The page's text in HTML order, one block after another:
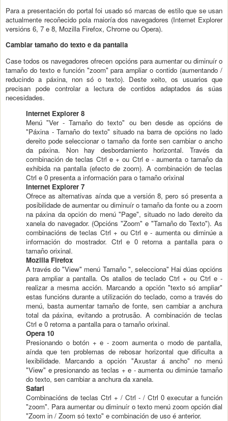
Para a presentación do portal foi usado só marcas de estilo que se usan
actualmente recoñecido pola maioría dos navegadores (Internet Explorer
versións 6, 7 e 8, Mozilla Firefox, Chrome ou Opera).
Cambiar tamaño do texto e da pantalla
Case todos os navegadores ofrecen opcións para aumentar ou diminuír o
tamaño do texto e función "zoom" para ampliar o contido (aumentando /
reducindo a páxina, non só o texto). Deste xeito, os usuarios que
precisan pode controlar a lectura de contidos adaptados ás súas
necesidades.
Internet Explorer 8
Menú "Ver - Tamaño do texto" ou ben desde as opcións de
"Páxina - Tamaño do texto" situado na barra de opcións no lado
dereito pode seleccionar o tamaño da fonte sen cambiar o ancho
da páxina. Non hay desbordamiento horizontal. Través da
combinación de teclas Ctrl e + ou Ctrl e - aumenta o tamaño da
exhibida na pantalla (efecto de zoom). A combinación de teclas
Ctrl e 0 presenta a información para o tamaño orixinal
Internet Explorer 7
Ofrece as alternativas aínda que a versión 8, pero só presenta a
posibilidade de aumentar ou diminuír o tamaño da fonte ou a zoom
na páxina da opción do menú "Page", situado no lado dereito da
xanela do navegador. (Opcións "Zoom" e "Tamaño do Texto"). As
combinacións de teclas Ctrl + ou Ctrl e - aumenta ou diminúe a
información do mostrador. Ctrl e 0 retorna a pantalla para o
tamaño orixinal.
Mozilla Firefox
A través do "View" menú Tamaño ", selecciona" Hai dúas opcións
para ampliar a pantalla. Os atallos de teclado Ctrl + ou Ctrl e -
realizar a mesma acción. Marcando a opción "texto só ampliar"
estas funcións durante a utilización do teclado, como a través do
menú, basta aumentar tamaño de fonte, sen cambiar a anchura
total da páxina, evitando a protrusão. A combinación de teclas
Ctrl e 0 retorna a pantalla para o tamaño orixinal.
Opera 10
Presionando o botón + e - zoom aumenta o modo de pantalla,
aínda que ten problemas de rebosar horizontal que dificulta a
lexibilidade. Marcando a opción "Axustar á ancho" no menú
"View" e presionando as teclas + e - aumenta ou diminúe tamaño
do texto, sen cambiar a anchura da xanela.
Safari
Combinacións de teclas Ctrl + / Ctrl - / Ctrl 0 executar a función
"zoom". Para aumentar ou diminuír o texto menú zoom opción dial
"Zoom in / Zoom só texto" e combinación de uso é anterior.